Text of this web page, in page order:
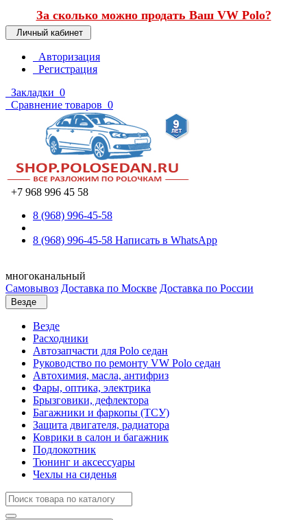
За сколько можно продать Ваш VW Polo?
Личный кабинет
Авторизация
Регистрация
Закладки 0
Сравнение товаров 0
+7 968 996 45 58
8 (968) 996-45-58
8 (968) 996-45-58 Написать в WhatsApp
многоканальный
Самовывоз Доставка по Москве Доставка по России
Везде
Везде
Расходники
Автозапчасти для Polo седан
Руководство по ремонту VW Polo седан
Автохимия, масла, антифриз
Фары, оптика, электрика
Брызговики, дефлектора
Багажники и фаркопы (ТСУ)
Защита двигателя, радиатора
Коврики в салон и багажник
Подлокотник
Тюнинг и аксессуары
Чехлы на сиденья